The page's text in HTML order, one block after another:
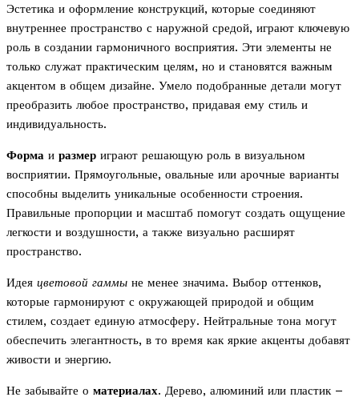
Эстетика и оформление конструкций, которые соединяют
внутреннее пространство с наружной средой, играют ключевую
роль в создании гармоничного восприятия. Эти элементы не
только служат практическим целям, но и становятся важным
акцентом в общем дизайне. Умело подобранные детали могут
преобразить любое пространство, придавая ему стиль и
индивидуальность.
Форма и размер играют решающую роль в визуальном
восприятии. Прямоугольные, овальные или арочные варианты
способны выделить уникальные особенности строения.
Правильные пропорции и масштаб помогут создать ощущение
легкости и воздушности, а также визуально расширят
пространство.
Идея цветовой гаммы не менее значима. Выбор оттенков,
которые гармонируют с окружающей природой и общим
стилем, создает единую атмосферу. Нейтральные тона могут
обеспечить элегантность, в то время как яркие акценты добавят
живости и энергию.
Не забывайте о материалах. Дерево, алюминий или пластик –